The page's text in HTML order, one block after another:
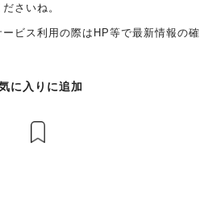
さいね。
ビス利用の際はHP等で最新情報の確
に入りに追加